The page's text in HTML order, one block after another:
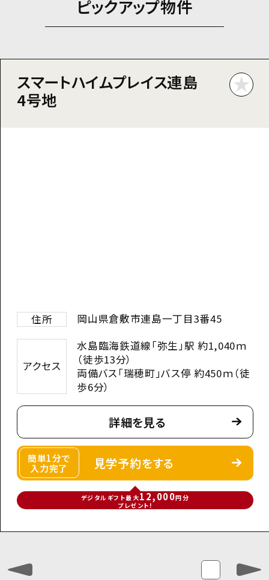
ピックアップ物件
スマートハイムプレイス連島
4号地
住所 岡山県倉敷市連島一丁目3番45
アクセス
水島臨海鉄道線「弥生」駅 約1,040ｍ
（徒歩13分）
両備バス「瑞穂町」バス停 約450ｍ（徒
歩6分）
詳細を見る
簡単1分で
入力完了
見学予約をする
デジタルギフト最大12,000円分
プレゼント!